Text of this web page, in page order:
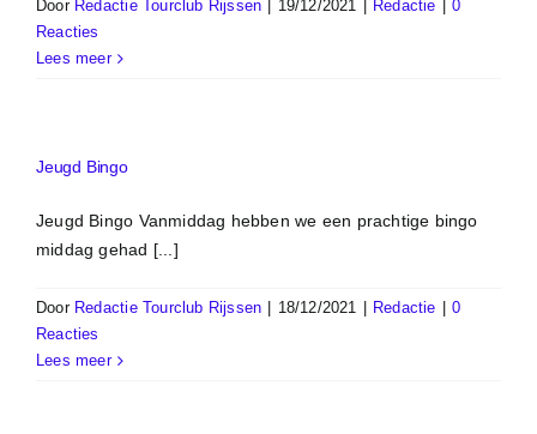
Door Redactie Tourclub Rijssen 19/12/2021 Redactie
0
Reacties
Lees meer
Jeugd Bingo
Jeugd Bingo Vanmiddag hebben we een prachtige bingo
middag gehad [...]
Door Redactie Tourclub Rijssen 18/12/2021 Redactie
0
Reacties
Lees meer